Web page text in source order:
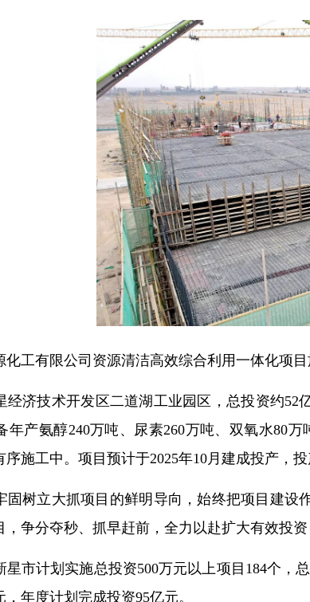
化工有限公司资源清洁高效综合利用一体化项
经济技术开发区二道湖工业园区，总投资约
年产氨醇240万吨、尿素260万吨、双氧水80
施工中。项目预计于2025年10月建成投产，
固树立大抓项目的鲜明导向，始终把项目建
，争分夺秒、抓早赶前，全力以赴扩大有效投
星市计划实施总投资500万元以上项目184个，
年度计划完成投资95亿元。